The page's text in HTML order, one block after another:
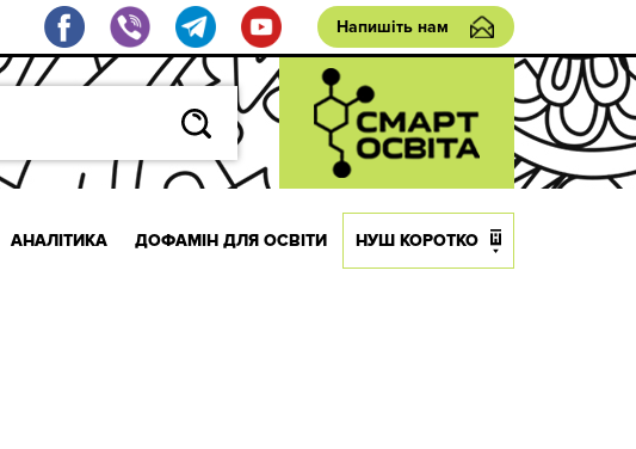
Напишіть нам
АНАЛІТИКА ДОФАМІН ДЛЯ ОСВІТИ НУШ КОРОТКО